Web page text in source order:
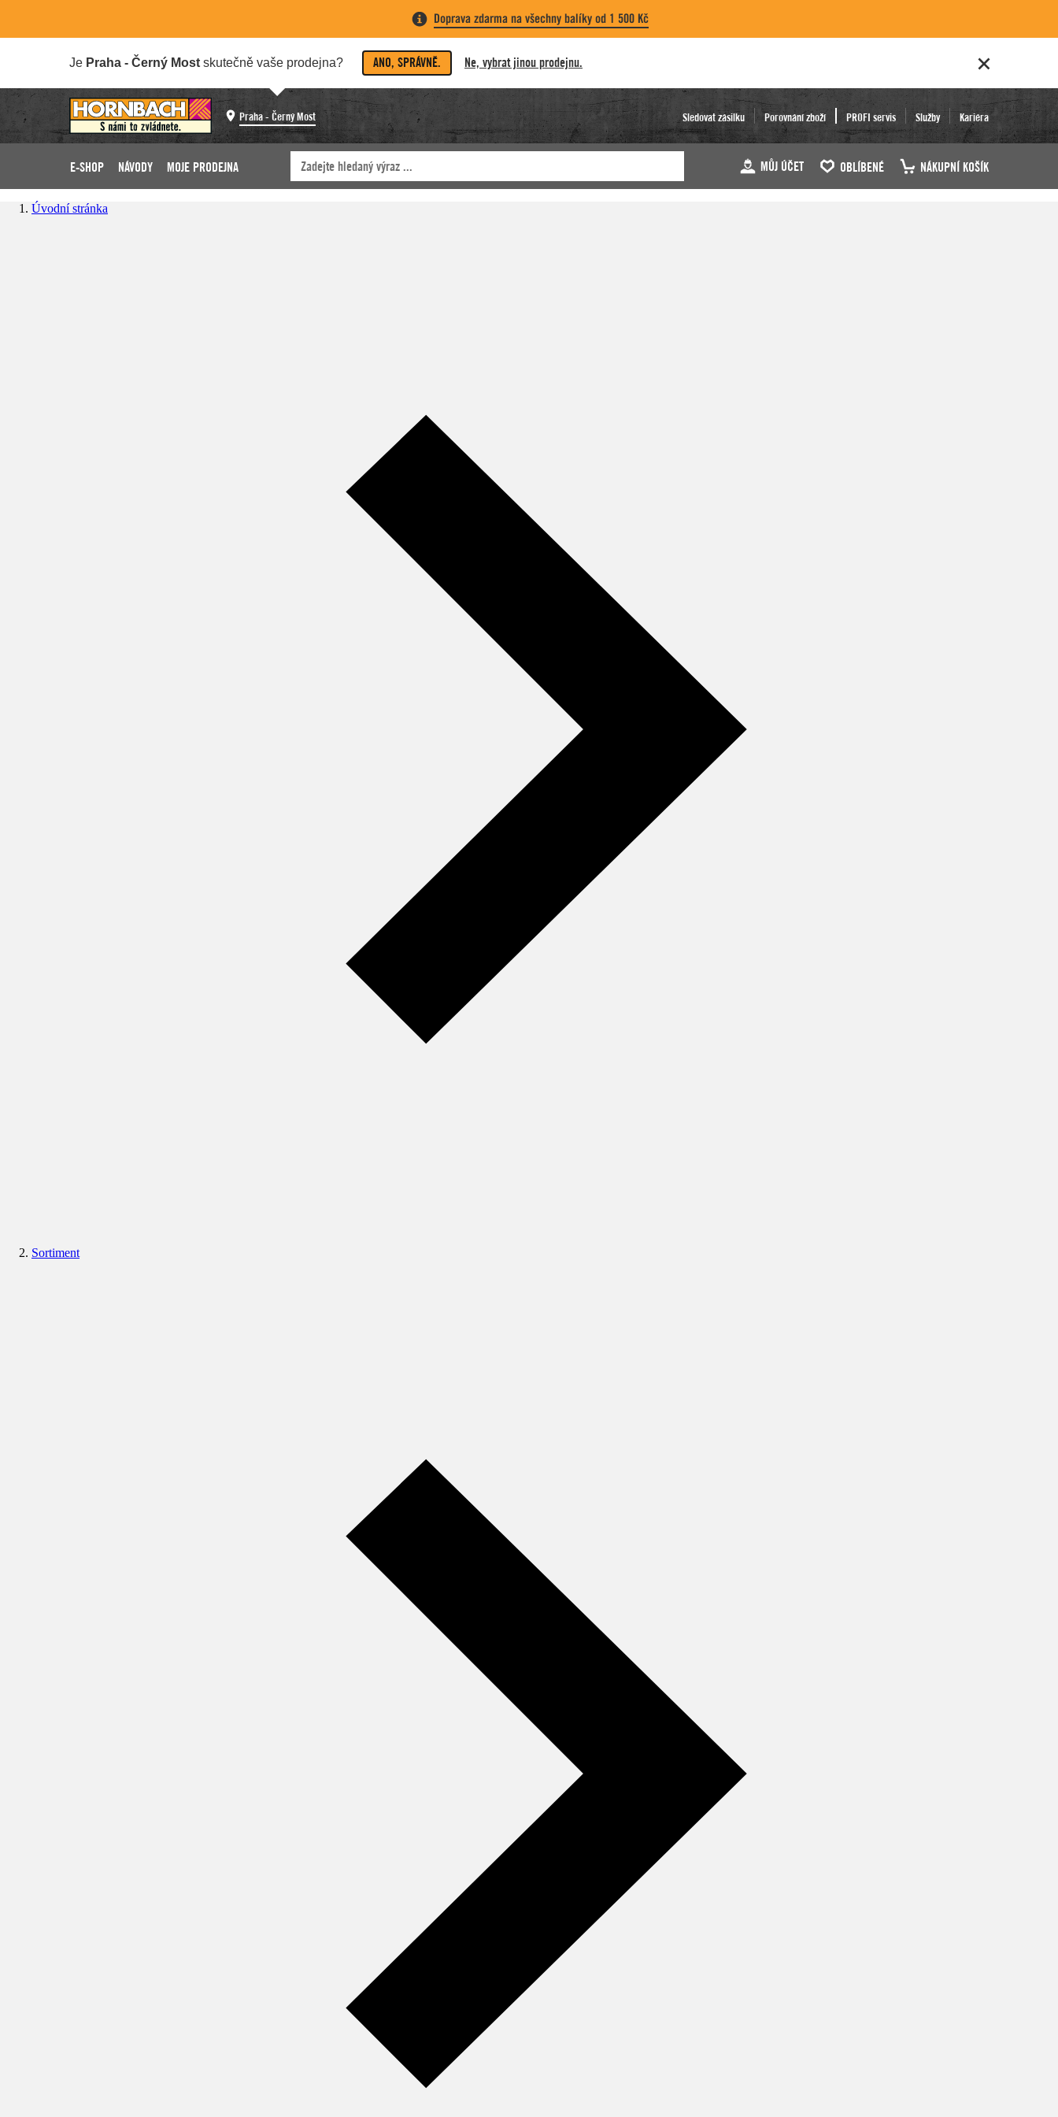
Doprava zdarma na všechny balíky od 1 500 Kč
Je Praha - Černý Most skutečně vaše prodejna? ANO, SPRÁVNĚ. Ne, vybrat jinou prodejnu.
Praha - Černý Most Sledovat zásilku Porovnání zboží PROFI servis Služby Kariéra
E-SHOP NÁVODY MOJE PRODEJNA MŮJ ÚČET OBLÍBENÉ NÁKUPNÍ KOŠÍK
Úvodní stránka
Sortiment